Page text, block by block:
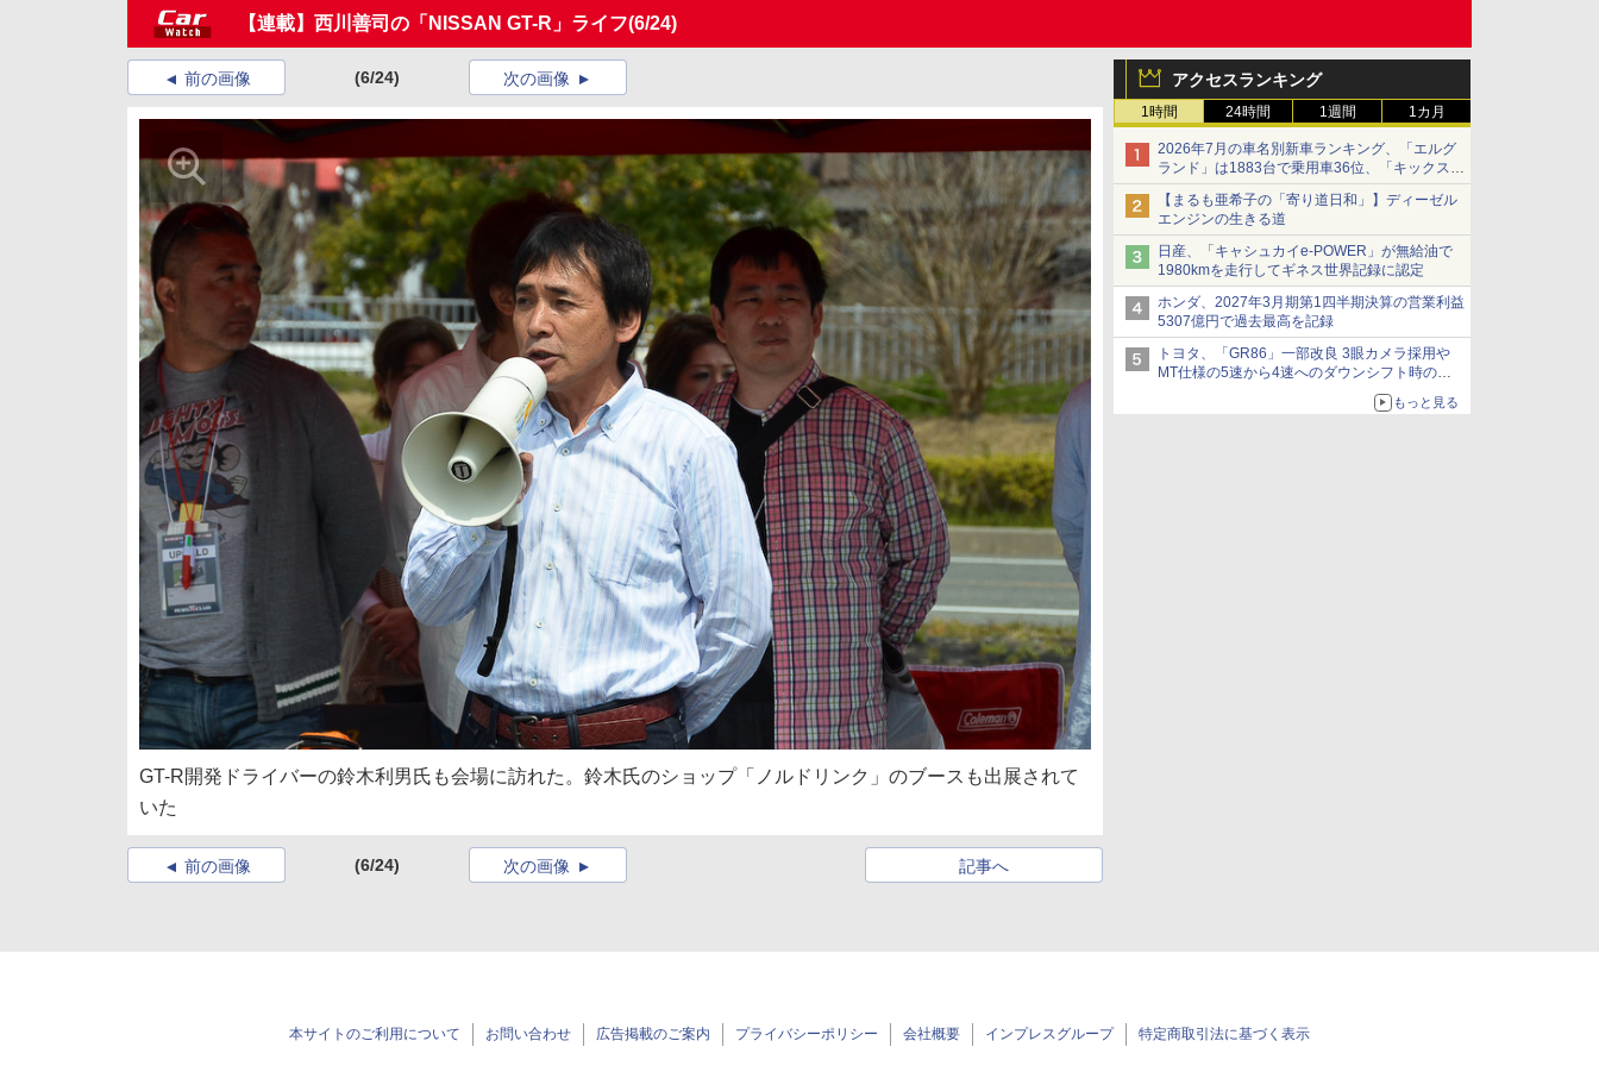
【連載】西川善司の「NISSAN GT-R」ライフ(6/24)
アクセスランキング
1時間 24時間 1週間 1カ月
2026年7月の車名別新車ランキング、「エルグ
ランド」は1883台で乗用車36位、「キックス」
は2591台で27位に
【まるも亜希子の「寄り道日和」】ディーゼル
エンジンの生きる道
日産、「キャシュカイe-POWER」が無給油で
1980kmを走行してギネス世界記録に認定
ホンダ、2027年3月期第1四半期決算の営業利益
5307億円で過去最高を記録
トヨタ、「GR86」一部改良 3眼カメラ採用や
MT仕様の5速から4速へのダウンシフト時の操
もっと見る
前の画像 (6/24) 次の画像
GT-R開発ドライバーの鈴木利男氏も会場に訪れた。鈴木氏のショップ「ノルドリンク」のブースも出展されて
いた
前の画像 (6/24) 記事へ
次の画像
本サイトのご利用について お問い合わせ 広告掲載のご案内 プライバシーポリシー 会社概要 インプレスグループ 特定商取引法に基づく表示